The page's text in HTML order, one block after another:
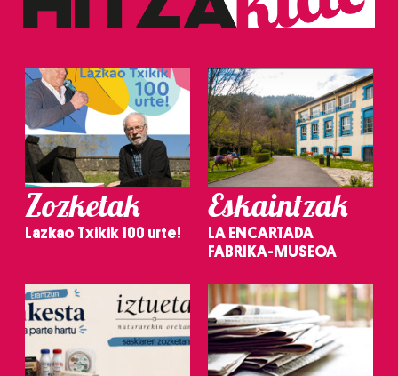
Zozketak
Lazkao Txikik 100 urte!
Eskaintzak
LA ENCARTADA
FABRIKA-MUSEOA